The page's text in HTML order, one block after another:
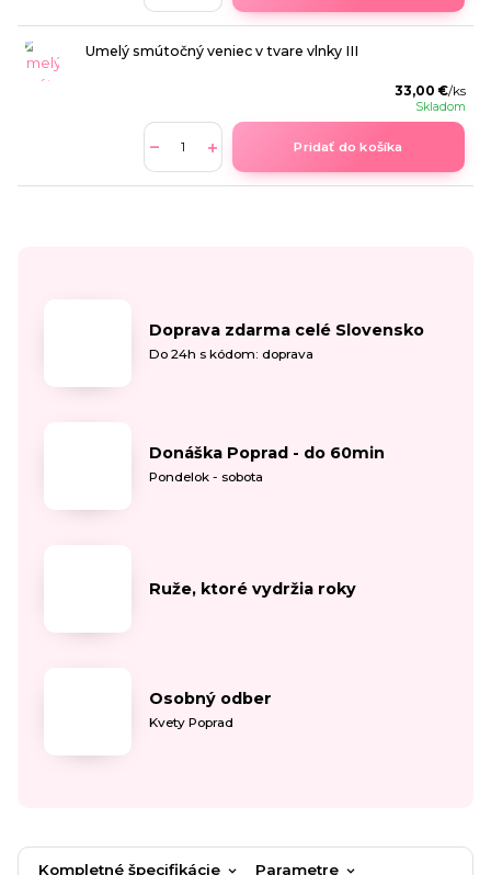
Umelý smútočný veniec v tvare vlnky III
33,00 €/ks
Skladom
Pridať do košíka
Doprava zdarma celé Slovensko
Do 24h s kódom: doprava
Donáška Poprad - do 60min
Pondelok - sobota
Ruže, ktoré vydržia roky
Osobný odber
Kvety Poprad
Kompletné špecifikácie Parametre